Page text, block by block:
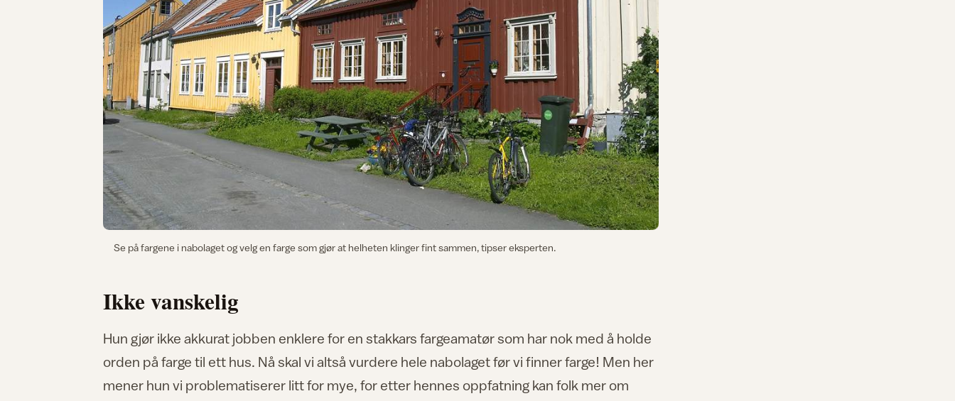
Se på fargene i nabolaget og velg en farge som gjør at helheten klinger fint sammen, tipser eksperten.
Ikke vanskelig
Hun gjør ikke akkurat jobben enklere for en stakkars fargeamatør som har nok med å holde
orden på farge til ett hus. Nå skal vi altså vurdere hele nabolaget før vi finner farge! Men her
mener hun vi problematiserer litt for mye, for etter hennes oppfatning kan folk mer om